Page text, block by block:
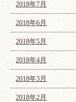
2018年7月
2018年6月
2018年5月
2018年4月
2018年3月
2018年2月